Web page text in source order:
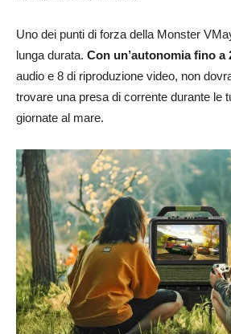
Uno dei punti di forza della Monster
lunga durata. Con un’autonomia fino a
audio e 8 di riproduzione video, non
trovare una presa di corrente durante le
giornate al mare.